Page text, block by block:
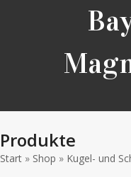
Produkte
Start » Shop » Kugel- und